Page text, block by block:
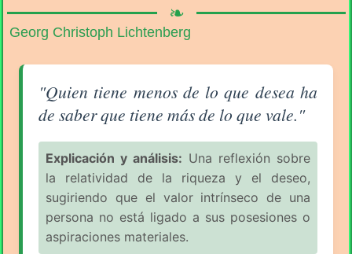
❧
Georg Christoph Lichtenberg
Aforismo sobre el Consumismo (pág. 5/11) - Georg
"Quien tiene menos de lo que desea ha
de saber que tiene más de lo que vale."
Explicación y análisis: Una reflexión sobre
la relatividad de la riqueza y el deseo,
sugiriendo que el valor intrínseco de una
persona no está ligado a sus posesiones o
aspiraciones materiales.